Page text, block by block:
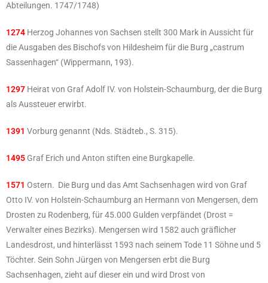
Abteilungen. 1747/1748)
1274 Herzog Johannes von Sachsen stellt 300 Mark in Aussicht für
die Ausgaben des Bischofs von Hildesheim für die Burg „castrum
Sassenhagen“ (Wippermann, 193).
1297 Heirat von Graf Adolf IV. von Holstein-Schaumburg, der die Burg
als Aussteuer erwirbt.
1391 Vorburg genannt (Nds. Städteb., S. 315).
1495 Graf Erich und Anton stiften eine Burgkapelle.
1571 Ostern. Die Burg und das Amt Sachsenhagen wird von Graf
Otto IV. von Holstein-Schaumburg an Hermann von Mengersen, dem
Drosten zu Rodenberg, für 45.000 Gulden verpfändet (Drost =
Verwalter eines Bezirks). Mengersen wird 1582 auch gräflicher
Landesdrost, und hinterlässt 1593 nach seinem Tode 11 Söhne und 5
Töchter. Sein Sohn Jürgen von Mengersen erbt die Burg
Sachsenhagen, zieht auf dieser ein und wird Drost von